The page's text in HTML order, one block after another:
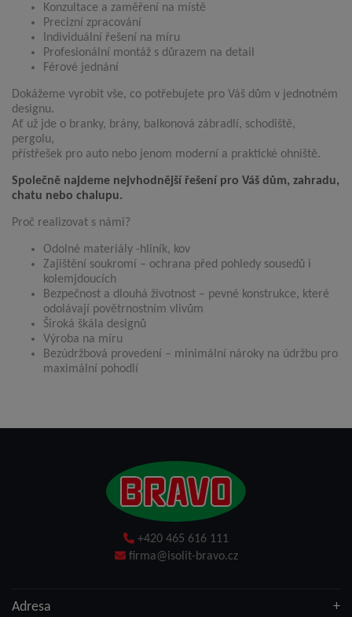
Konzultace a zaměření na místě
Precizní zpracování
Individuální řešení na míru
Profesionální montáž s důrazem na detail
Férové jednání
Dokážeme vyrobit vše, co potřebujete pro Váš dům v jednotném
designu.
Ať už jde o branky, brány, balkonová zábradlí, schodiště,
pergolu,
přístřešek pro auto nebo jenom moderní a praktické ohniště.
Společně najdeme nejvhodnější řešení pro Váš dům, zahradu,
chatu nebo chalupu.
Proč realizovat s námi?
Odolné materiály -hliník, kov
Zajištění soukromí – ochrana před pohledy sousedů i
kolemjdoucích
Bezpečnost a dlouhá životnost – pevné konstrukce, které
odolávají povětrnostním vlivům
Široká škála designů
Výroba na míru
Bezúdržbová provedení – minimální nároky na údržbu pro
maximální pohodlí
+420 465 616 111
firma@isolit-bravo.cz
Adresa